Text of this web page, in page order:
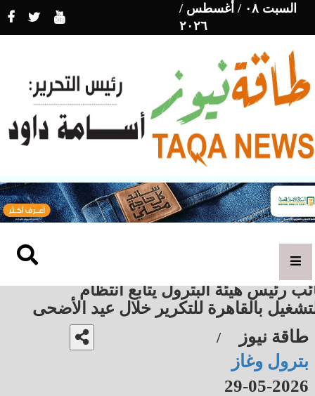
السبت ٠٨ / أغسطس /
٢٠٢٦
رئيس هيئة البترول يتابع انتظام
بالقاهرة للتكرير خلال عيد الأضحى
طاقة نيوز /
بترول وغاز
2026-05-29